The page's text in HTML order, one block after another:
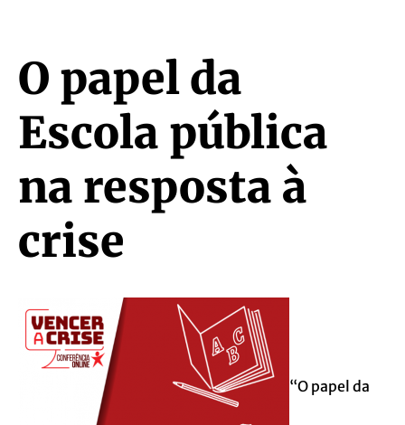
O papel da
Escola pública
na resposta à
crise
“O papel da